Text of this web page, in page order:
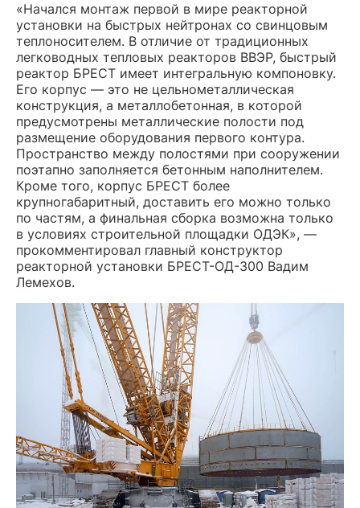
«Начался монтаж первой в мире реакторной
установки на быстрых нейтронах со свинцовым
теплоносителем. В отличие от традиционных
легководных тепловых реакторов ВВЭР, быстрый
реактор БРЕСТ имеет интегральную компоновку.
Его корпус — это не цельнометаллическая
конструкция, а металлобетонная, в которой
предусмотрены металлические полости под
размещение оборудования первого контура.
Пространство между полостями при сооружении
поэтапно заполняется бетонным наполнителем.
Кроме того, корпус БРЕСТ более
крупногабаритный, доставить его можно только
по частям, а финальная сборка возможна только
в условиях строительной площадки ОДЭК», —
прокомментировал главный конструктор
реакторной установки БРЕСТ-ОД-300 Вадим
Лемехов.